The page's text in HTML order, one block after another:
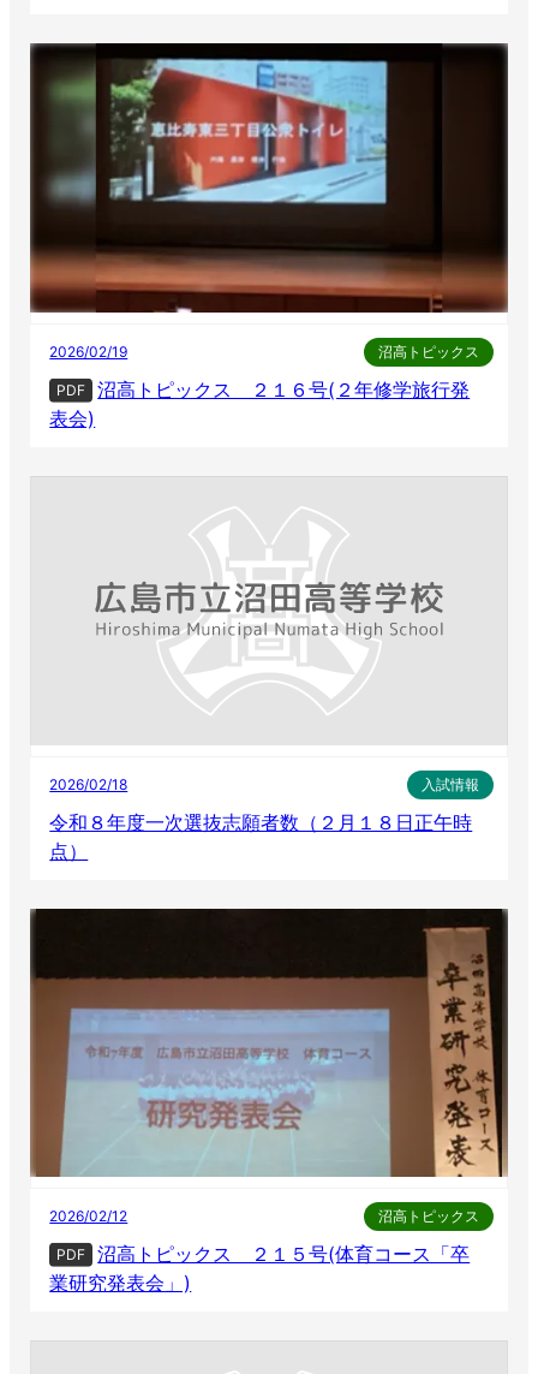
2026/02/19 沼高トピックス
PDF
沼高トピックス ２１６号(２年修学旅行発
表会)
2026/02/18 入試情報
令和８年度一次選抜志願者数（２月１８日正午時
点）
2026/02/12 沼高トピックス
PDF
沼高トピックス ２１５号(体育コース「卒
業研究発表会」)